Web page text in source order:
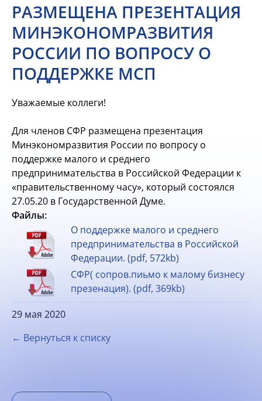
РАЗМЕЩЕНА ПРЕЗЕНТАЦИЯ
МИНЭКОНОМРАЗВИТИЯ
РОССИИ ПО ВОПРОСУ О
ПОДДЕРЖКЕ МСП
Уважаемые коллеги!
Для членов СФР размещена презентация
Минэкономразвития России по вопросу о
поддержке малого и среднего
предпринимательства в Российской Федерации к
«правительственному часу», который состоялся
27.05.20 в Государственной Думе.
Файлы:
О поддержке малого и среднего
предпринимательства в Российской
Федерации. (pdf, 572kb)
СФР( сопров.пиьмо к малому бизнесу
презенация). (pdf, 369kb)
29 мая 2020
← Вернуться к списку